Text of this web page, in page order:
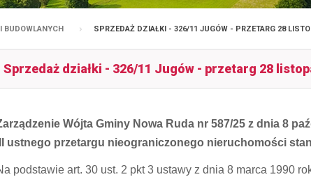
BUDOWLANYCH SPRZEDAŻ DZIAŁKI - 326/11 JUGÓW - PRZETARG 28
Sprzedaż działki - 326/11 Jugów - przetarg 28
Wójta Gminy Nowa Ruda nr 587/25 z dnia 8
III ustnego przetargu nieograniczonego nieruchomości
podstawie art. 30 ust. 2 pkt 3 ustawy z dnia 8 marca 1990